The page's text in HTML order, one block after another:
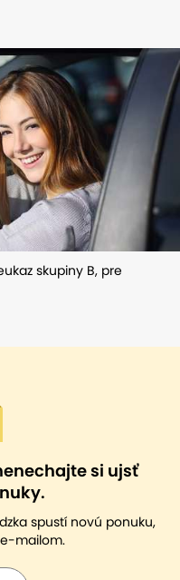
skupiny B, pre
si ujsť
spustí novú ponuku,
mailom.